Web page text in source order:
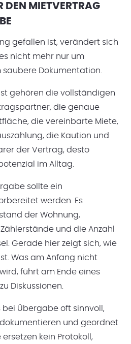
DEN MIETVERTRAG
gefallen ist, verändert sich
nicht mehr nur um
saubere Dokumentation.
gehören die vollständigen
die genaue
die vereinbarte Miete,
die Kaution und
der Vertrag, desto
im Alltag.
sollte ein
werden. Es
der Wohnung,
und die Anzahl
Gerade hier zeigt sich, wie
Was am Anfang nicht
führt am Ende eines
Diskussionen.
bei Übergabe oft sinnvoll,
und geordnet
kein Protokoll,